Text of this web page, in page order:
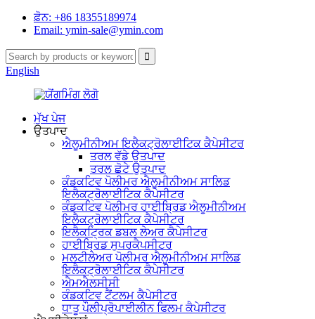
ਫ਼ੋਨ: +86 18355189974
Email: ymin-sale@ymin.com
English
ਮੁੱਖ ਪੇਜ
ਉਤਪਾਦ
ਐਲੂਮੀਨੀਅਮ ਇਲੈਕਟ੍ਰੋਲਾਈਟਿਕ ਕੈਪੇਸੀਟਰ
ਤਰਲ ਵੱਡੇ ਉਤਪਾਦ
ਤਰਲ ਛੋਟੇ ਉਤਪਾਦ
ਕੰਡਕਟਿਵ ਪੋਲੀਮਰ ਐਲੂਮੀਨੀਅਮ ਸਾਲਿਡ
ਇਲੈਕਟ੍ਰੋਲਾਈਟਿਕ ਕੈਪੇਸੀਟਰ
ਕੰਡਕਟਿਵ ਪੋਲੀਮਰ ਹਾਈਬ੍ਰਿਡ ਐਲੂਮੀਨੀਅਮ
ਇਲੈਕਟ੍ਰੋਲਾਈਟਿਕ ਕੈਪੇਸੀਟਰ
ਇਲੈਕਟ੍ਰਿਕ ਡਬਲ ਲੇਅਰ ਕੈਪੇਸੀਟਰ
ਹਾਈਬ੍ਰਿਡ ਸੁਪਰਕੈਪਸੀਟਰ
ਮਲਟੀਲੇਅਰ ਪੋਲੀਮਰ ਐਲੂਮੀਨੀਅਮ ਸਾਲਿਡ
ਇਲੈਕਟ੍ਰੋਲਾਈਟਿਕ ਕੈਪੇਸੀਟਰ
ਐਮਐਲਸੀਸੀ
ਕੰਡਕਟਿਵ ਟੈਂਟਲਮ ਕੈਪੇਸੀਟਰ
ਧਾਤੂ ਪੌਲੀਪ੍ਰੋਪਾਈਲੀਨ ਫਿਲਮ ਕੈਪੇਸੀਟਰ